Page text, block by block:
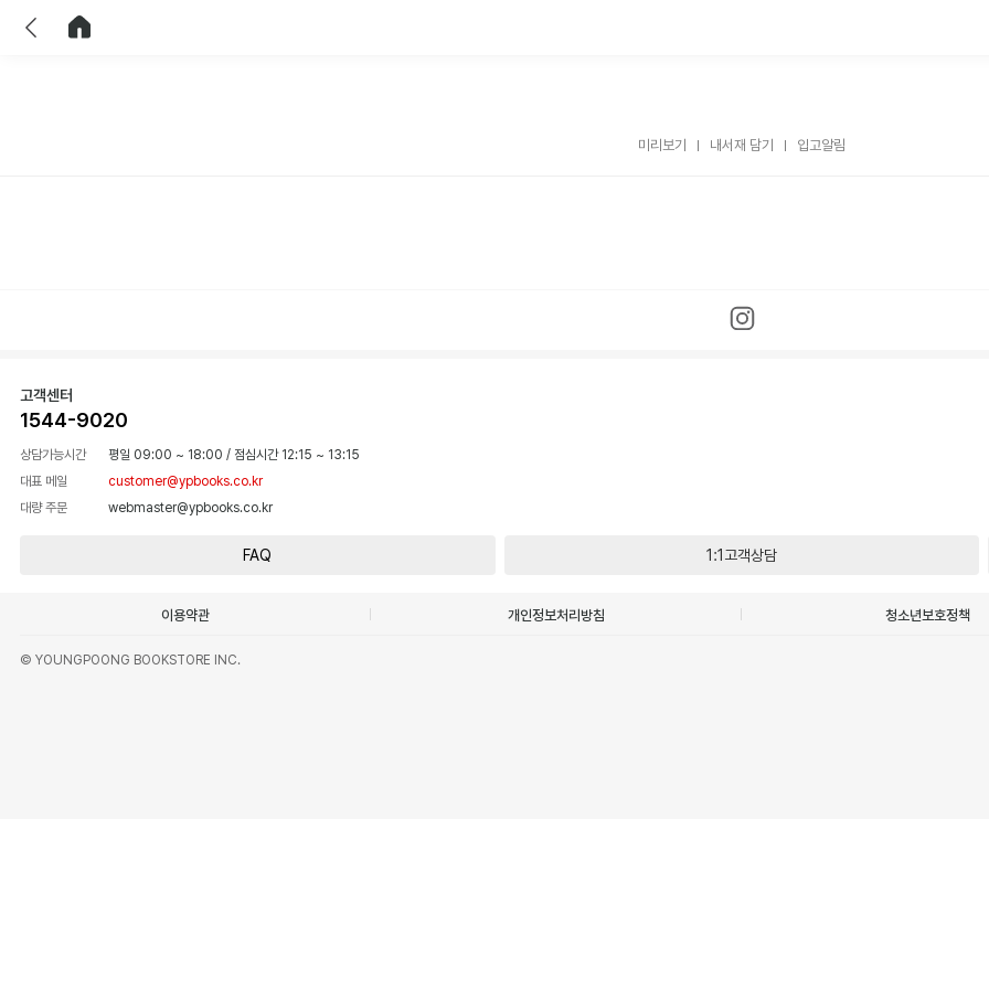
미리보기 내서재 담기 입고알림
고객센터
1544-9020
상담가능시간 평일 09:00 ~ 18:00 / 점심시간 12:15 ~ 13:15
대표 메일
customer@ypbooks.co.kr
대량 주문
webmaster@ypbooks.co.kr
FAQ 1:1고객상담
이용약관 개인정보처리방침 청소년보호정책
© YOUNGPOONG BOOKSTORE INC.